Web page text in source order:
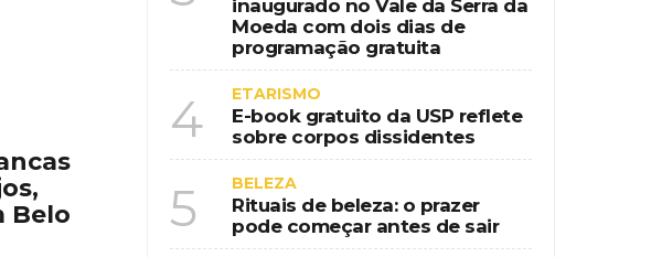
Belo
inaugurado no Vale da Serra da
Moeda com dois dias de
programação gratuita
4 ETARISMO
E-book gratuito da USP reflete
sobre corpos dissidentes
5 BELEZA
Rituais de beleza: o prazer
pode começar antes de sair